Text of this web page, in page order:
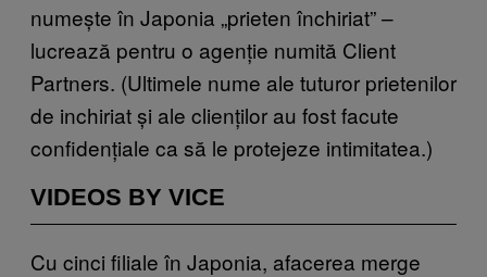
numește în Japonia „prieten închiriat” –
lucrează pentru o agenție numită Client
Partners. (Ultimele nume ale tuturor prietenilor
de inchiriat și ale clienților au fost facute
confidențiale ca să le protejeze intimitatea.)
VIDEOS BY VICE
Cu cinci filiale în Japonia, afacerea merge